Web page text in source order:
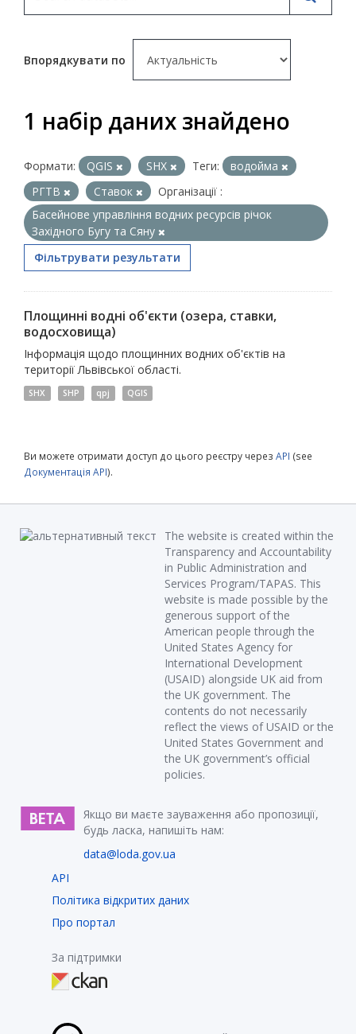
Впорядкувати по
1 набір даних знайдено
Формати: QGIS SHX Теги:
водойма
РГТВ
Ставок
Організації :
Басейнове управління водних ресурсів річок
Західного Бугу та Сяну
Фільтрувати результати
Площинні водні об'єкти (озера, ставки,
водосховища)
Інформація щодо площинних водних об'єктів на
території Львівської області.
SHX SHP qpj QGIS
Ви можете отримати доступ до цього реєстру через API (see
Документація API).
The website is created within the
Transparency and Accountability
in Public Administration and
Services Program/TAPAS. This
website is made possible by the
generous support of the
American people through the
United States Agency for
International Development
(USAID) alongside UK aid from
the UK government. The
contents do not necessarily
reflect the views of USAID or the
United States Government and
the UK government’s official
policies.
Якщо ви маєте зауваження або пропозиції,
будь ласка, напишіть нам:
data@loda.gov.ua
API
Політика відкритих даних
Про портал
За підтримки